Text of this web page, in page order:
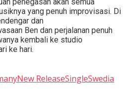
yang penuh improvisasi. Di
dan
Ben dan perjalanan penuh
kembali ke studio
ke hari.
New ReleaseSingleSwedia